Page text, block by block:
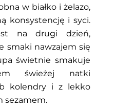
w białko i żelazo,
konsystencję i syci.
na drugi dzień,
smaki nawzajem się
świetnie smakuje
świeżej natki
kolendry i z lekko
sezamem.